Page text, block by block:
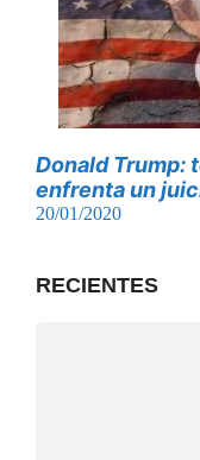
Donald Trump:
enfrenta un
20/01/2020
RECIENTES